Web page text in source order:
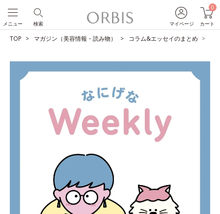
マイページ
0
カート
検索
メニュー
TOP マガジン（美容情報・読み物） コラム&エッセイのまとめ